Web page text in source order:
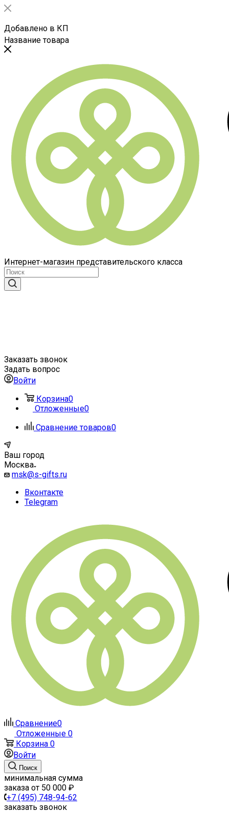
Добавлено в КП
Название товара
Интернет-магазин представительского класса
Заказать звонок
Задать вопрос
Войти
Корзина0
Отложенные0
Сравнение товаров0
Ваш город
Москва
msk@s-gifts.ru
Вконтакте
Telegram
Сравнение0
Отложенные 0
Корзина 0
Войти
Поиск
минимальная сумма
заказа от 50 000 ₽
+7 (495) 748-94-62
заказать звонок